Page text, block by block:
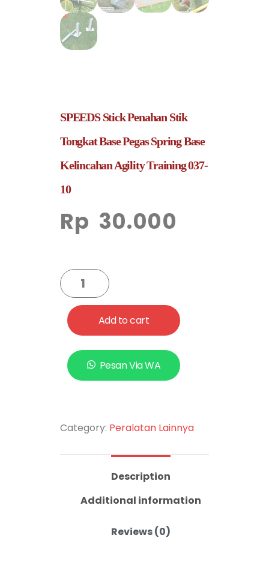
SPEEDS Stick Penahan Stik
Tongkat Base Pegas Spring Base
Kelincahan Agility Training 037-
10
Rp 30.000
Add to cart
Pesan Via WA
Category: Peralatan Lainnya
Description
Additional information
Reviews (0)